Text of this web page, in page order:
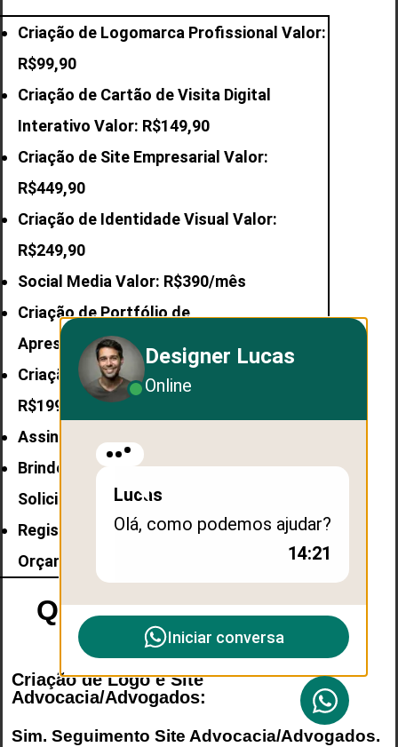
Criação de Logomarca Profissional Valor:
R$99,90
Criação de Cartão de Visita Digital
Interativo Valor: R$149,90
Criação de Site Empresarial Valor:
R$449,90
Criação de Identidade Visual Valor:
R$249,90
Social Media Valor: R$390/mês
Criação de Portfólio de
Apresentação Valor: R$199,90
Criação de E-mailProfissional Valor:
R$199,90
Assinatura de E-mail: Solicite Orçamento
Brindes Personalizados para Empresas:
Solicite Orçamento
Registro de Marca no INPI: Solicite
Orçamento
Qual é o seguimento de
negócio do site?
Criação de Logo e Site
Advocacia/Advogados:
Sim. Seguimento Site Advocacia/Advogados.
Designer Lucas
Online
Lucas
Olá, como podemos ajudar?
14:21
Iniciar conversa